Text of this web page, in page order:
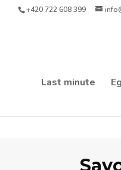
+420 722 608 399
Last minute